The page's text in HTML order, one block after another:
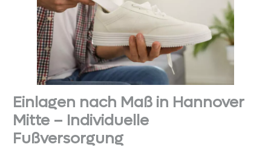
Einlagen nach Maß in Hannover
Mitte – Individuelle
Fußversorgung